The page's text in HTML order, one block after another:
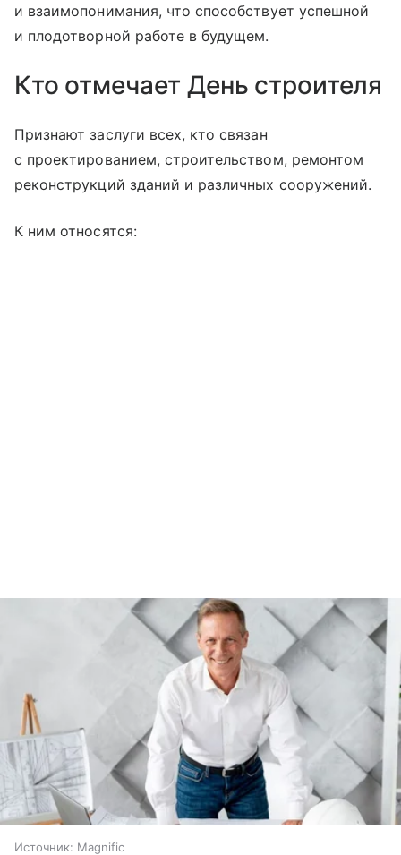
и взаимопонимания, что способствует успешной
и плодотворной работе в будущем.
Кто отмечает День строителя
Признают заслуги всех, кто связан
с проектированием, строительством, ремонтом
реконструкций зданий и различных сооружений.
К ним относятся:
Источник: Magnific